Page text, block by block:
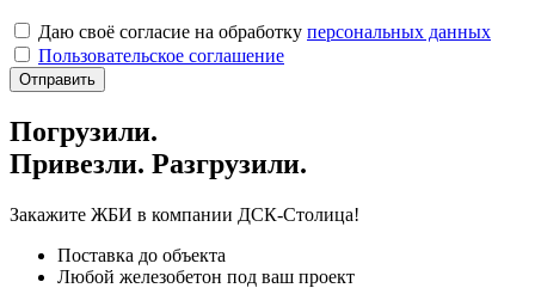
Даю своё согласие на обработку персональных данных
Пользовательское соглашение
Отправить
Погрузили.
Привезли. Разгрузили.
Закажите ЖБИ в компании ДСК-Столица!
Поставка до объекта
Любой железобетон под ваш проект